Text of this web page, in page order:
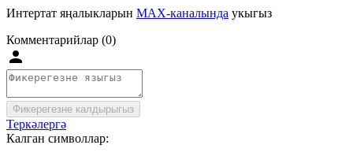
Интертат яңалыкларын MAX-каналында укыгыз
Комментарийлар (0)
Фикерегезне калдырыгыз
Теркәлергә
Калган символлар: